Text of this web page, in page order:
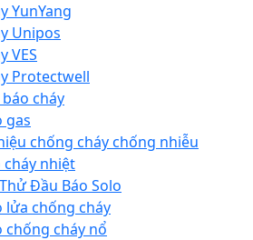
YunYang
Unipos
VES
Protectwell
cháy
gas
chống cháy chống nhiễu
cháy nhiệt
Đầu Báo Solo
lửa chống cháy
chống cháy nổ